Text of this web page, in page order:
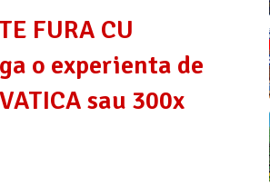
FURA CU
o experienta de
sau 300x